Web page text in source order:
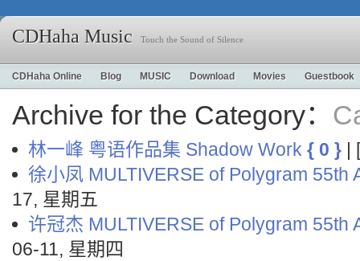
CDHaha Music Touch the Sound of Silence
CDHaha Online Blog MUSIC Download Movies Guestbook
Archive for the Category：
林一峰 粤语作品集 Shadow Work { 0 } |
徐小凤 MULTIVERSE of Polygram 55th
17, 星期五
许冠杰 MULTIVERSE of Polygram 55th
06-11, 星期四